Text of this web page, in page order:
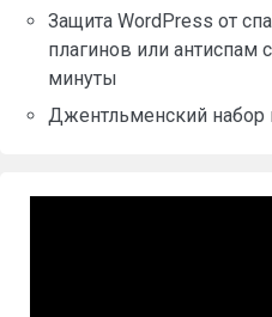
Защита WordPress от
плагинов или антиспам
минуты
Джентльменский набор